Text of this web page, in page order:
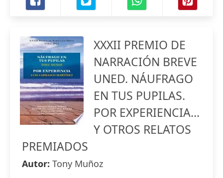
XXXII PREMIO DE
NARRACIÓN BREVE
UNED. NÁUFRAGO
EN TUS PUPILAS.
POR EXPERIENCIA...
Y OTROS RELATOS
PREMIADOS
Autor: Tony Muñoz